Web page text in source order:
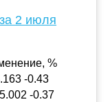
2 июля
%
-0.43
-0.37